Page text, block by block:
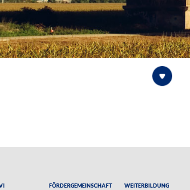
Fördergemeinschaft Weiterbildung